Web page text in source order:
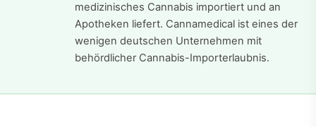
medizinisches Cannabis importiert und an
Apotheken liefert. Cannamedical ist eines der
wenigen deutschen Unternehmen mit
behördlicher Cannabis-Importerlaubnis.